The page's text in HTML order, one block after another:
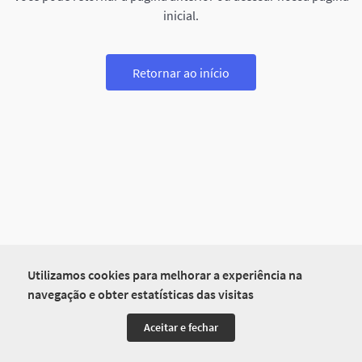
Utilizamos cookies para melhorar a experiência na
navegação e obter estatísticas das visitas
Aceitar e fechar
inicial.
Retornar ao início